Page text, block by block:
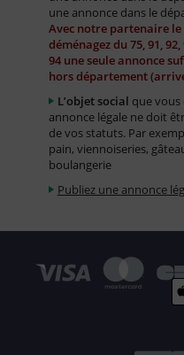
une annonce dans le
Avec notre partenaire le
déménagez du 75, 91,
94 une seule annonce
hors département
L’objet social que
annonce légale ne doit
de vos statuts. Par
pain, viennoiseries,
boulangerie
Publiez une annonce